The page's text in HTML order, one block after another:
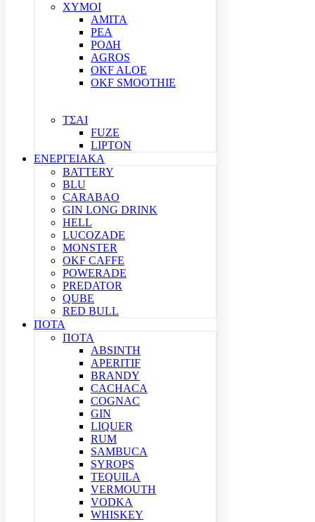
ΧΥΜΟΙ
ΑΜΙΤΑ
ΡΕΑ
ΡΟΔΗ
AGROS
OKF ALOE
OKF SMOOTHIE
ΤΣΑΙ
FUZE
LIPTON
ΕΝΕΡΓΕΙΑΚΑ
BATTERY
BLU
CARABAO
GIN LONG DRINK
HELL
LUCOZADE
MONSTER
OKF CAFFE
POWERADE
PREDATOR
QUBE
RED BULL
ΠΟΤΑ
ΠΟΤΑ
ABSINTH
APERITIF
BRANDY
CACHACA
COGNAC
GIN
LIQUER
RUM
SAMBUCA
SYROPS
TEQUILA
VERMOUTH
VODKA
WHISKEY